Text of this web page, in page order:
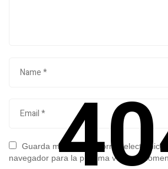
Guarda mi nombre, correo electrónico
navegador para la próxima vez que